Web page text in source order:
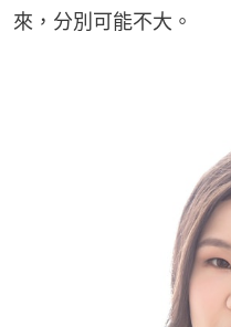
來，分別可能不大。